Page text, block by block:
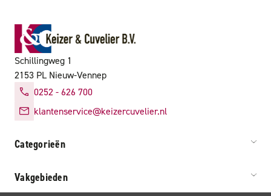
Schillingweg 1
2153 PL Nieuw-Vennep
0252 - 626 700
klantenservice@keizercuvelier.nl
Categorieën
Vakgebieden